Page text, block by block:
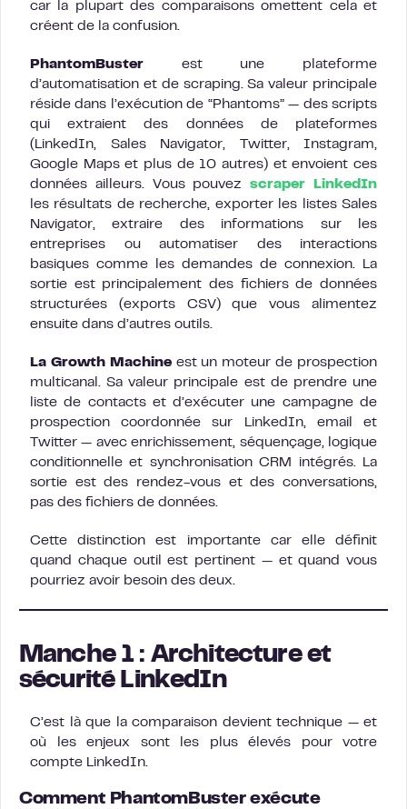
car la plupart des comparaisons omettent cela et
créent de la confusion.
PhantomBuster est une plateforme
d’automatisation et de scraping. Sa valeur principale
réside dans l’exécution de “Phantoms” — des scripts
qui extraient des données de plateformes
(LinkedIn, Sales Navigator, Twitter, Instagram,
Google Maps et plus de 10 autres) et envoient ces
données ailleurs. Vous pouvezscraper LinkedIn
les résultats de recherche, exporter les listes Sales
Navigator, extraire des informations sur les
entreprises ou automatiser des interactions
basiques comme les demandes de connexion. La
sortie est principalement des fichiers de données
structurées (exports CSV) que vous alimentez
ensuite dans d’autres outils.
La Growth Machineest un moteur de prospection
multicanal. Sa valeur principale est de prendre une
liste de contacts et d’exécuter une campagne de
prospection coordonnée sur LinkedIn, email et
Twitter — avec enrichissement, séquençage, logique
conditionnelle et synchronisation CRM intégrés. La
sortie est des rendez-vous et des conversations,
pas des fichiers de données.
Cette distinction est importante car elle définit
quand chaque outil est pertinent — et quand vous
pourriez avoir besoin des deux.
Manche 1 : Architecture et
sécurité LinkedIn
C’est là que la comparaison devient technique — et
où les enjeux sont les plus élevés pour votre
compte LinkedIn.
Comment PhantomBuster exécute